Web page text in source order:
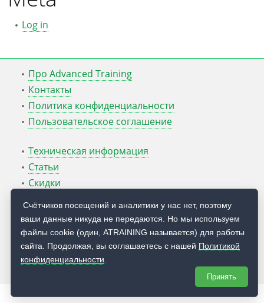
Log in
Про Advanced Training
Контакты
Политика конфиденциальности
Пользовательское соглашение
Техническая информация
Статьи
Скидки
Блог Руслана Карманова
© 2009 — 2026 Учебный центр Advanced Training
Счётчиков посещений и аналитики у нас нет, поэтому
ваши данные никуда не передаются. Но мы используем
файлы cookie (один, ATRAINING называется) для работы
сайта. Продолжая, вы соглашаетесь с нашей Политикой
конфиденциальности
Принять